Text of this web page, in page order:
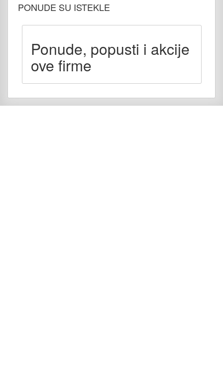
PONUDE SU ISTEKLE
Ponude, popusti i akcije
ove firme